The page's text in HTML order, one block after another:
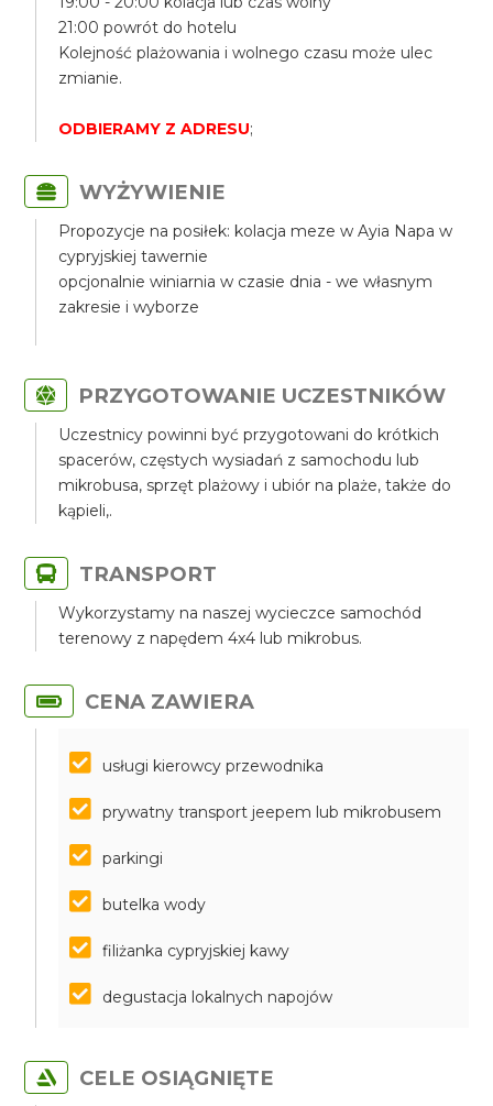
21:00 powrót do hotelu
Kolejność plażowania i wolnego czasu może ulec
zmianie.
ODBIERAMY Z ADRESU;
WYŻYWIENIE
Propozycje na posiłek: kolacja meze w Ayia Napa w
cypryjskiej tawernie
opcjonalnie winiarnia w czasie dnia - we własnym
zakresie i wyborze
PRZYGOTOWANIE UCZESTNIKÓW
Uczestnicy powinni być przygotowani do krótkich
spacerów, częstych wysiadań z samochodu lub
mikrobusa, sprzęt plażowy i ubiór na plaże, także do
kąpieli,.
TRANSPORT
Wykorzystamy na naszej wycieczce samochód
terenowy z napędem 4x4 lub mikrobus.
CENA ZAWIERA
usługi kierowcy przewodnika
prywatny transport jeepem lub mikrobusem
parkingi
butelka wody
filiżanka cypryjskiej kawy
degustacja lokalnych napojów
CELE OSIĄGNIĘTE